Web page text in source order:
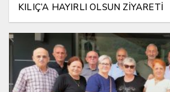
KILIÇ’A HAYIRLI OLSUN ZİYARETİ